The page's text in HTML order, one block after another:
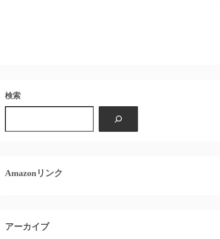
検索
Amazonリンク
アーカイブ